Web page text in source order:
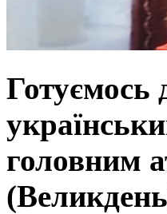
Готуємось
головним